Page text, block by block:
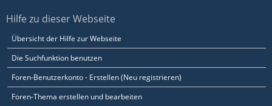
Hilfe zu dieser Webseite
Übersicht der Hilfe zur Webseite
Die Suchfunktion benutzen
Foren-Benutzerkonto - Erstellen (Neu registrieren)
Foren-Thema erstellen und bearbeiten